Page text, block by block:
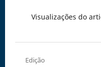
Visualizações do
Edição